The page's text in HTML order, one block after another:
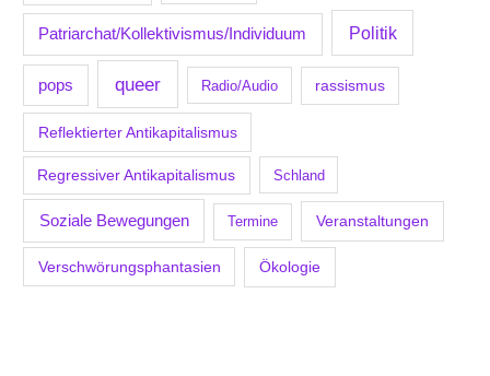
Patriarchat/Kollektivismus/Individuum Politik
pops queer Radio/Audio rassismus
Reflektierter Antikapitalismus
Regressiver Antikapitalismus Schland
Soziale Bewegungen Termine Veranstaltungen
Verschwörungsphantasien Ökologie